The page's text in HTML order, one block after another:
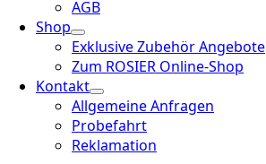
AGB
Shop
Exklusive Zubehör Angebote
Zum ROSIER Online-Shop
Kontakt
Allgemeine Anfragen
Probefahrt
Reklamation